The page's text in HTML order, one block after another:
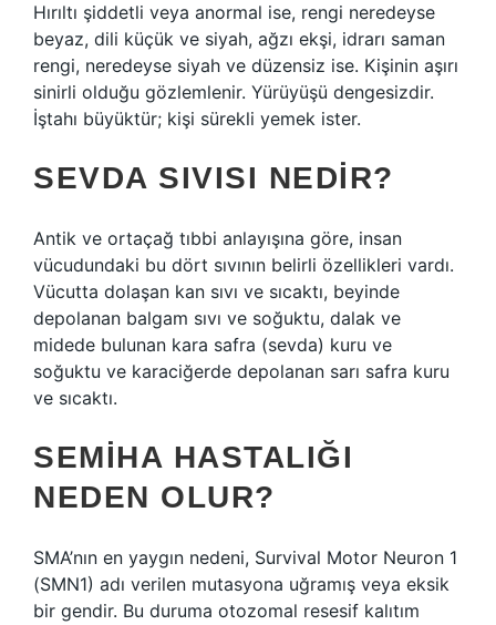
Hırıltı şiddetli veya anormal ise, rengi neredeyse
beyaz, dili küçük ve siyah, ağzı ekşi, idrarı saman
rengi, neredeyse siyah ve düzensiz ise. Kişinin aşırı
sinirli olduğu gözlemlenir. Yürüyüşü dengesizdir.
İştahı büyüktür; kişi sürekli yemek ister.
SEVDA SIVISI NEDIR?
Antik ve ortaçağ tıbbi anlayışına göre, insan
vücudundaki bu dört sıvının belirli özellikleri vardı.
Vücutta dolaşan kan sıvı ve sıcaktı, beyinde
depolanan balgam sıvı ve soğuktu, dalak ve
midede bulunan kara safra (sevda) kuru ve
soğuktu ve karaciğerde depolanan sarı safra kuru
ve sıcaktı.
SEMIHA HASTALIĞI
NEDEN OLUR?
SMA’nın en yaygın nedeni, Survival Motor Neuron 1
(SMN1) adı verilen mutasyona uğramış veya eksik
bir gendir. Bu duruma otozomal resesif kalıtım